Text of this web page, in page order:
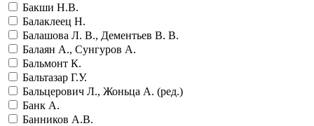
Бакши Н.В.
Балаклеец Н.
Балашова Л. В., Дементьев В. В.
Балаян А., Сунгуров А.
Бальмонт К.
Бальтазар Г.У.
Бальцерович Л., Жоньца А. (ред.)
Банк А.
Банников А.В.